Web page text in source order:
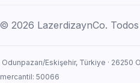
© 2026 LazerdizaynCo.
Eskişehir, Türkiye · 26250
50066